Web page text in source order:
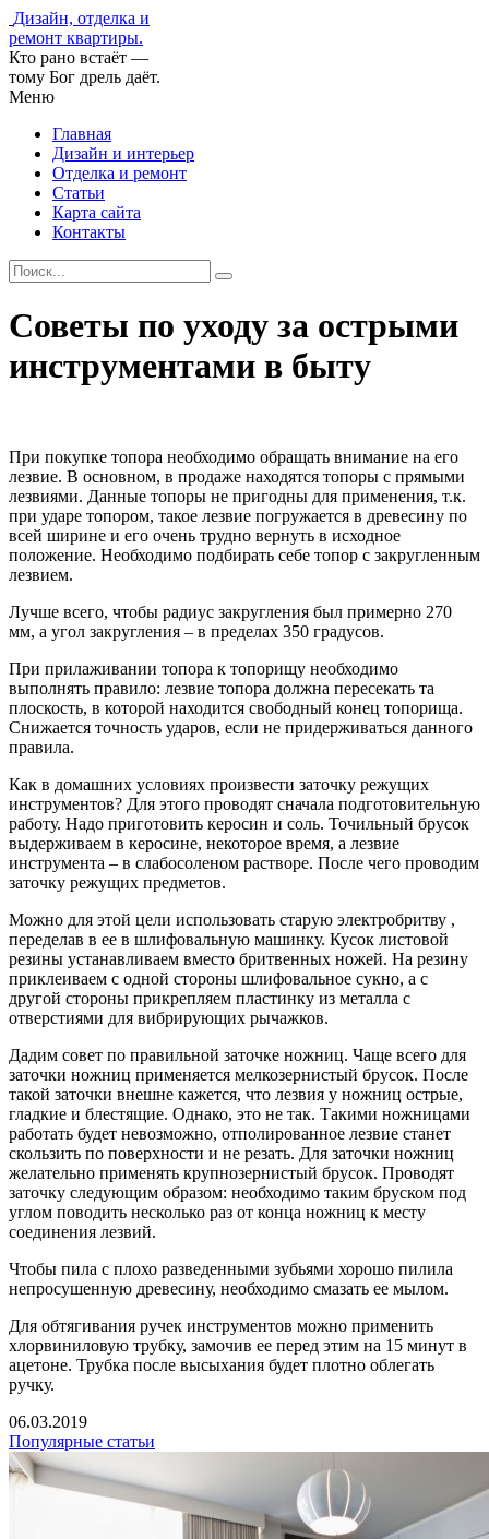
Дизайн, отделка и
ремонт квартиры.
Кто рано встаёт —
тому Бог дрель даёт.
Меню
Главная
Дизайн и интерьер
Отделка и ремонт
Статьи
Карта сайта
Контакты
Советы по уходу за острыми
инструментами в быту
При покупке топора необходимо обращать внимание на его
лезвие. В основном, в продаже находятся топоры с прямыми
лезвиями. Данные топоры не пригодны для применения, т.к.
при ударе топором, такое лезвие погружается в древесину по
всей ширине и его очень трудно вернуть в исходное
положение. Необходимо подбирать себе топор с закругленным
лезвием.
Лучше всего, чтобы радиус закругления был примерно 270
мм, а угол закругления – в пределах 350 градусов.
При прилаживании топора к топорищу необходимо
выполнять правило: лезвие топора должна пересекать та
плоскость, в которой находится свободный конец топорища.
Снижается точность ударов, если не придерживаться данного
правила.
Как в домашних условиях произвести заточку режущих
инструментов? Для этого проводят сначала подготовительную
работу. Надо приготовить керосин и соль. Точильный брусок
выдерживаем в керосине, некоторое время, а лезвие
инструмента – в слабосоленом растворе. После чего проводим
заточку режущих предметов.
Можно для этой цели использовать старую электробритву ,
переделав в ее в шлифовальную машинку. Кусок листовой
резины устанавливаем вместо бритвенных ножей. На резину
приклеиваем с одной стороны шлифовальное сукно, а с
другой стороны прикрепляем пластинку из металла с
отверстиями для вибрирующих рычажков.
Дадим совет по правильной заточке ножниц. Чаще всего для
заточки ножниц применяется мелкозернистый брусок. После
такой заточки внешне кажется, что лезвия у ножниц острые,
гладкие и блестящие. Однако, это не так. Такими ножницами
работать будет невозможно, отполированное лезвие станет
скользить по поверхности и не резать. Для заточки ножниц
желательно применять крупнозернистый брусок. Проводят
заточку следующим образом: необходимо таким бруском под
углом поводить несколько раз от конца ножниц к месту
соединения лезвий.
Чтобы пила с плохо разведенными зубьями хорошо пилила
непросушенную древесину, необходимо смазать ее мылом.
Для обтягивания ручек инструментов можно применить
хлорвиниловую трубку, замочив ее перед этим на 15 минут в
ацетоне. Трубка после высыхания будет плотно облегать
ручку.
06.03.2019
Популярные статьи